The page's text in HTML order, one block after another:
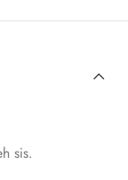
sis.